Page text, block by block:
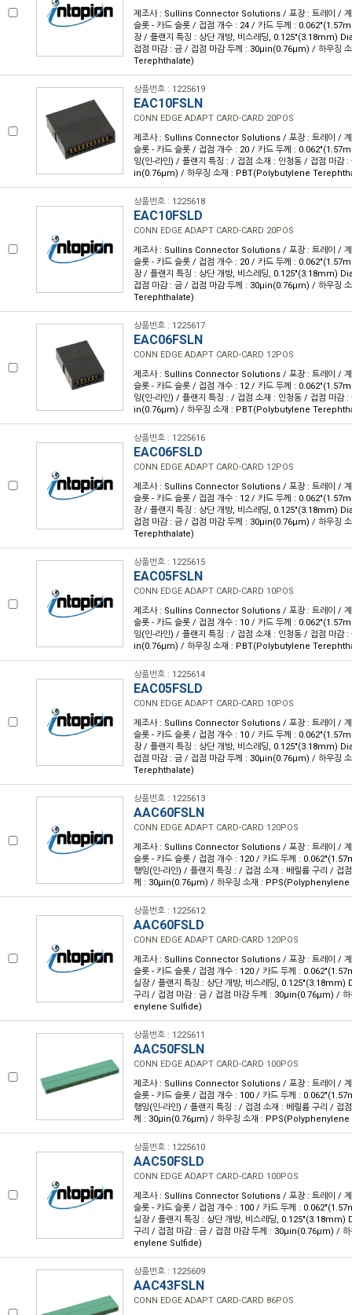
제조사 : Sullins Connector Solutions / 포장 : 트레이 / 계
슬롯 - 카드 슬롯 / 접점 개수 : 24 / 카드 두께 :
장 / 플랜지 특징 : 상단 개방, 비스레딩, 0.125"(3.18mm)
접점 마감 : 금 / 접점 마감 두께 : 30µin(0.76µm) / 하우징
Terephthalate)
상품번호 : 1225619
EAC10FSLN
CONN EDGE ADAPT CARD-CARD 20POS
제조사 : Sullins Connector Solutions / 포장 : 트레이 / 계
슬롯 - 카드 슬롯 / 접점 개수 : 20 / 카드 두께 :
잉(인-라인) / 플랜지 특징 : / 접점 소재 : 인청동 / 접점 마감
in(0.76µm) / 하우징 소재 : PBT(Polybutylene
상품번호 : 1225618
EAC10FSLD
CONN EDGE ADAPT CARD-CARD 20POS
제조사 : Sullins Connector Solutions / 포장 : 트레이 / 계
슬롯 - 카드 슬롯 / 접점 개수 : 20 / 카드 두께 :
장 / 플랜지 특징 : 상단 개방, 비스레딩, 0.125"(3.18mm)
접점 마감 : 금 / 접점 마감 두께 : 30µin(0.76µm) / 하우징
Terephthalate)
상품번호 : 1225617
EAC06FSLN
CONN EDGE ADAPT CARD-CARD 12POS
제조사 : Sullins Connector Solutions / 포장 : 트레이 / 계
슬롯 - 카드 슬롯 / 접점 개수 : 12 / 카드 두께 :
잉(인-라인) / 플랜지 특징 : / 접점 소재 : 인청동 / 접점 마감
in(0.76µm) / 하우징 소재 : PBT(Polybutylene
상품번호 : 1225616
EAC06FSLD
CONN EDGE ADAPT CARD-CARD 12POS
제조사 : Sullins Connector Solutions / 포장 : 트레이 / 계
슬롯 - 카드 슬롯 / 접점 개수 : 12 / 카드 두께 :
장 / 플랜지 특징 : 상단 개방, 비스레딩, 0.125"(3.18mm)
접점 마감 : 금 / 접점 마감 두께 : 30µin(0.76µm) / 하우징
Terephthalate)
상품번호 : 1225615
EAC05FSLN
CONN EDGE ADAPT CARD-CARD 10POS
제조사 : Sullins Connector Solutions / 포장 : 트레이 / 계
슬롯 - 카드 슬롯 / 접점 개수 : 10 / 카드 두께 :
잉(인-라인) / 플랜지 특징 : / 접점 소재 : 인청동 / 접점 마감
in(0.76µm) / 하우징 소재 : PBT(Polybutylene
상품번호 : 1225614
EAC05FSLD
CONN EDGE ADAPT CARD-CARD 10POS
제조사 : Sullins Connector Solutions / 포장 : 트레이 / 계
슬롯 - 카드 슬롯 / 접점 개수 : 10 / 카드 두께 :
장 / 플랜지 특징 : 상단 개방, 비스레딩, 0.125"(3.18mm)
접점 마감 : 금 / 접점 마감 두께 : 30µin(0.76µm) / 하우징
Terephthalate)
상품번호 : 1225613
AAC60FSLN
CONN EDGE ADAPT CARD-CARD 120POS
제조사 : Sullins Connector Solutions / 포장 : 트레이 / 계
슬롯 - 카드 슬롯 / 접점 개수 : 120 / 카드 두께 :
행잉(인-라인) / 플랜지 특징 : / 접점 소재 : 베릴륨 구리 / 접
께 : 30µin(0.76µm) / 하우징 소재 :
상품번호 : 1225612
AAC60FSLD
CONN EDGE ADAPT CARD-CARD 120POS
제조사 : Sullins Connector Solutions / 포장 : 트레이 / 계
슬롯 - 카드 슬롯 / 접점 개수 : 120 / 카드 두께 :
실장 / 플랜지 특징 : 상단 개방, 비스레딩, 0.125"(3.18mm)
구리 / 접점 마감 : 금 / 접점 마감 두께 : 30µin(0.76µm) /
enylene Sulfide)
상품번호 : 1225611
AAC50FSLN
CONN EDGE ADAPT CARD-CARD 100POS
제조사 : Sullins Connector Solutions / 포장 : 트레이 / 계
슬롯 - 카드 슬롯 / 접점 개수 : 100 / 카드 두께 :
행잉(인-라인) / 플랜지 특징 : / 접점 소재 : 베릴륨 구리 / 접
께 : 30µin(0.76µm) / 하우징 소재 :
상품번호 : 1225610
AAC50FSLD
CONN EDGE ADAPT CARD-CARD 100POS
제조사 : Sullins Connector Solutions / 포장 : 트레이 / 계
슬롯 - 카드 슬롯 / 접점 개수 : 100 / 카드 두께 :
실장 / 플랜지 특징 : 상단 개방, 비스레딩, 0.125"(3.18mm)
구리 / 접점 마감 : 금 / 접점 마감 두께 : 30µin(0.76µm) /
enylene Sulfide)
상품번호 : 1225609
AAC43FSLN
CONN EDGE ADAPT CARD-CARD 86POS